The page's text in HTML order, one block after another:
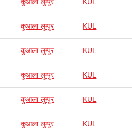
कुआला लुम्पुर KUL
कुआला लुम्पुर KUL
कुआला लुम्पुर KUL
कुआला लुम्पुर KUL
कुआला लुम्पुर KUL
कुआला लुम्पुर KUL